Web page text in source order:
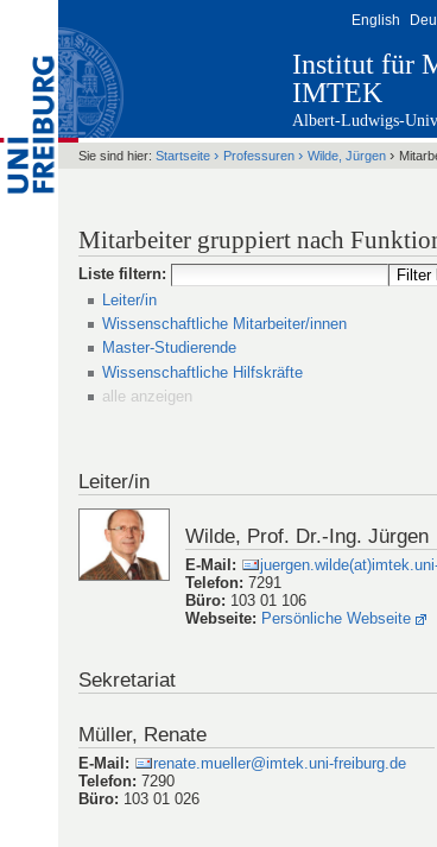
English
Institut für
IMTEK
Albert-Ludwigs-
Sie sind hier: Startseite › Professuren › Wilde, Jürgen ›
Mitarbeiter gruppiert nach
Liste filtern:
Leiter/in
Wissenschaftliche Mitarbeiter/innen
Master-Studierende
Wissenschaftliche Hilfskräfte
alle anzeigen
Leiter/in
Wilde, Prof. Dr.-Ing. Jürgen
E-Mail:
Telefon:7291
Büro: 103 01 106
Webseite: Persönliche Webseite
Sekretariat
Müller, Renate
E-Mail:
renate.mueller@imtek.uni-freiburg.de
Telefon: 7290
Büro: 103 01 026